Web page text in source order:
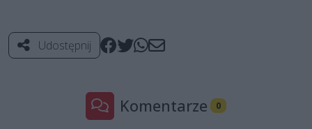
Udostępnij
Komentarze 0